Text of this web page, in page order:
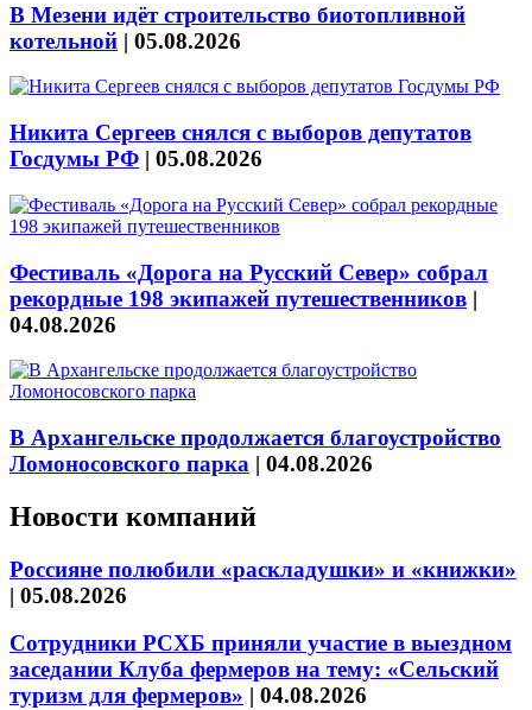
В Мезени идёт строительство биотопливной
котельной | 05.08.2026
Никита Сергеев снялся с выборов депутатов
Госдумы РФ | 05.08.2026
Фестиваль «Дорога на Русский Север» собрал
рекордные 198 экипажей путешественников |
04.08.2026
В Архангельске продолжается благоустройство
Ломоносовского парка | 04.08.2026
Новости компаний
Россияне полюбили «раскладушки» и «книжки»
| 05.08.2026
Сотрудники РСХБ приняли участие в выездном
заседании Клуба фермеров на тему: «Сельский
туризм для фермеров» | 04.08.2026